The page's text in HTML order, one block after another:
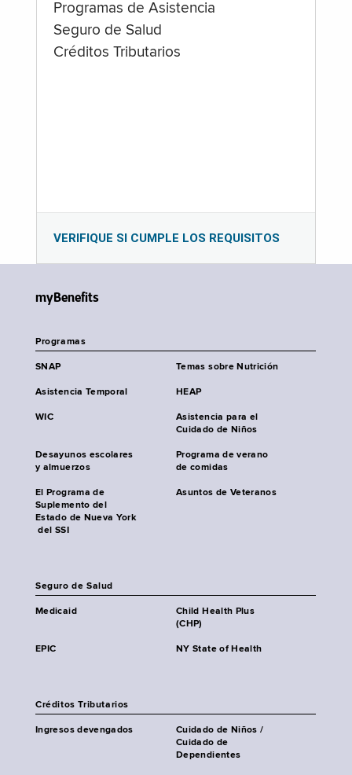
Programas de Asistencia
Seguro de Salud
Créditos Tributarios
VERIFIQUE SI CUMPLE LOS REQUISITOS
myBenefits
Programas
SNAP Temas sobre Nutrición
Asistencia Temporal HEAP
WIC
Asistencia para el
Cuidado de Niños
Desayunos escolares
y almuerzos
Programa de verano
de comidas
El Programa de
Suplemento del
Estado de Nueva York
del SSI
Asuntos de Veteranos
Seguro de Salud
Medicaid
Child Health Plus
(CHP)
EPIC NY State of Health
Créditos Tributarios
Ingresos devengados
Cuidado de Niños /
Cuidado de
Dependientes